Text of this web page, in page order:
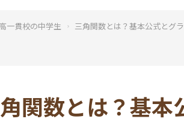
一貫校の中学生 三角関数とは？基本公式とグ
関数とは？基